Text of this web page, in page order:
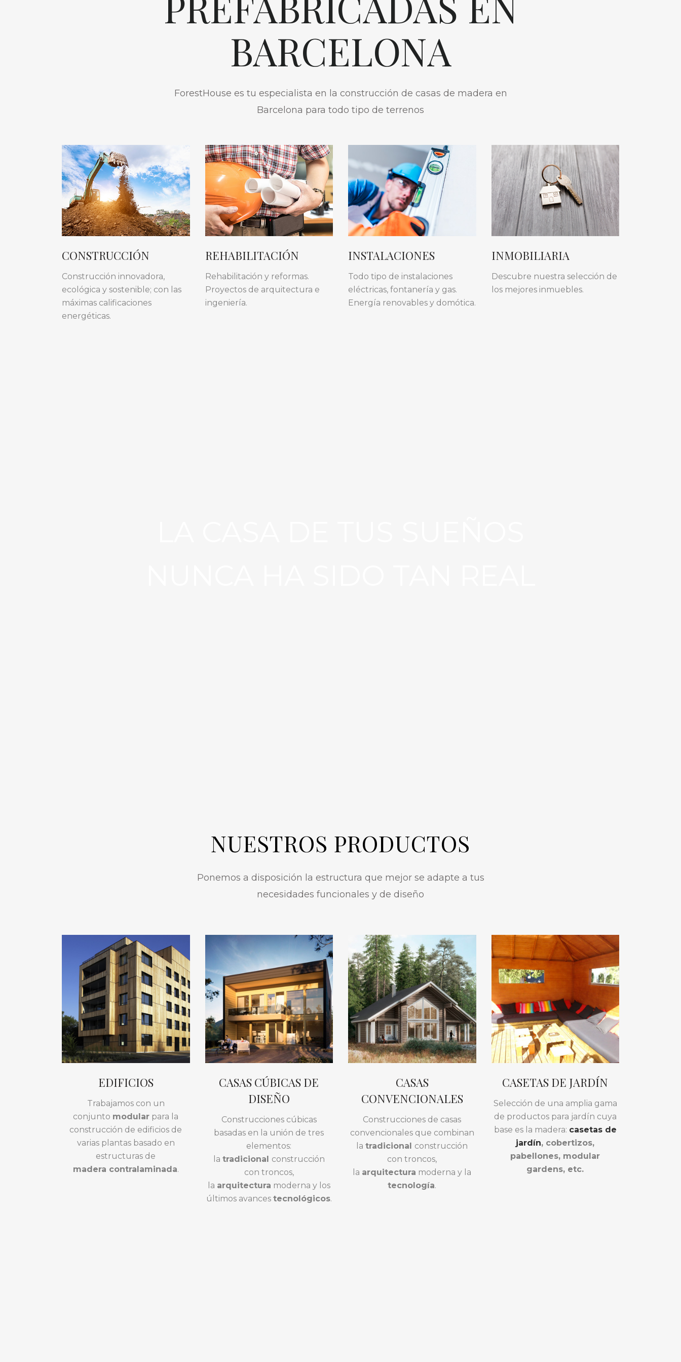
BARCELONA
ForestHouse es tu especialista en la construcción de casas de madera en
Barcelona para todo tipo de terrenos
CONSTRUCCIÓN
Construcción innovadora,
ecológica y sostenible; con las
máximas calificaciones
energéticas.
REHABILITACIÓN
Rehabilitación y reformas.
Proyectos de arquitectura e
ingeniería.
INSTALACIONES
Todo tipo de instalaciones
eléctricas, fontanería y gas.
Energía renovables y domótica.
INMOBILIARIA
Descubre nuestra selección de
los mejores inmuebles.
NUESTROS PRODUCTOS
Ponemos a disposición la estructura que mejor se adapte a tus
necesidades funcionales y de diseño
EDIFICIOS
Trabajamos con un
conjunto modular para la
construcción de edificios de
varias plantas basado en
estructuras de
madera contralaminada.
CASAS CÚBICAS DE
DISEÑO
Construcciones cúbicas
basadas en la unión de tres
elementos:
la tradicional construcción
con troncos,
la arquitectura moderna y los
últimos avances tecnológicos.
CASAS
CONVENCIONALES
Construcciones de casas
convencionales que combinan
latradicional construcción
con troncos,
la arquitectura moderna y la
tecnología.
CASETAS DE JARDÍN
Selección de una amplia gama
de productos para jardín cuya
base es la madera: casetas de
jardín, cobertizos,
pabellones, modular
gardens, etc.